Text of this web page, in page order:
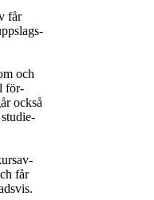
får
och
för-
också
får